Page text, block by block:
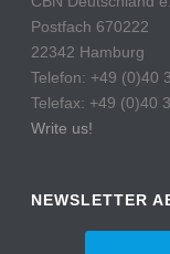
Postfach 670222
22342 Hamburg
Telefon: +49 (0)40
Telefax: +49 (0)40
Write us!
NEWSLETTER